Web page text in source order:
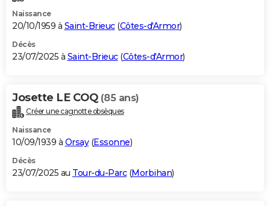
Naissance
20/10/1959 à Saint-Brieuc(Côtes-d'Armor)
Décès
23/07/2025 à Saint-Brieuc(Côtes-d'Armor)
Josette LE COQ (85 ans)
Créer une cagnotte obsèques
Naissance
10/09/1939 à Orsay(Essonne)
Décès
23/07/2025 au Tour-du-Parc(Morbihan)